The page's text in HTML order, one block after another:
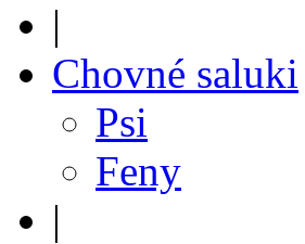
|
Chovné saluki
Psi
Feny
|